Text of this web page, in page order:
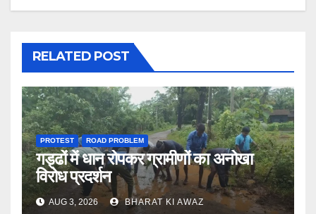
RELATED POST
PROTEST ROAD PROBLEM
गड्ढों में धान रोपकर ग्रामीणों का अनोखा
विरोध प्रदर्शन
AUG 3, 2026 BHARAT KI AWAZ